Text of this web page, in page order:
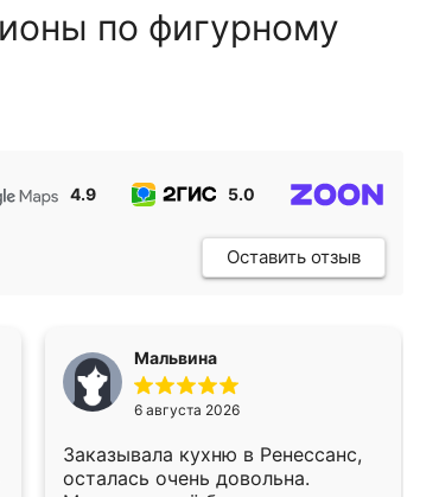
по фигурному
4.9 5.0
Оставить отзыв
Мальвина
6 августа 2026
Заказывала кухню в Ренессанс,
осталась очень довольна.